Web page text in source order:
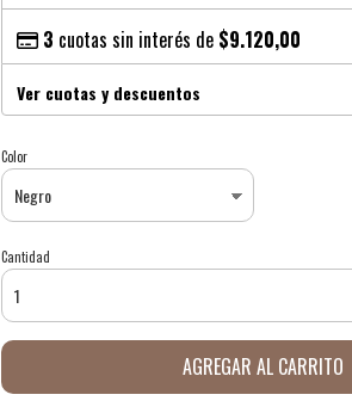
3 cuotas sin interés de $9.120,00
Ver cuotas y descuentos
Color
Cantidad
AGREGAR AL CARRITO